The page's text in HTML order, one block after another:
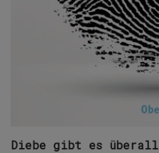
Diebe gibt es überall